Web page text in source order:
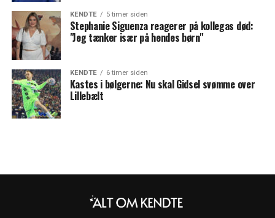
KENDTE 5 timer siden
Stephanie Siguenza reagerer på kollegas død:
"Jeg tænker især på hendes børn"
KENDTE 6 timer siden
Kastes i bølgerne: Nu skal Gidsel svømme over
Lillebælt